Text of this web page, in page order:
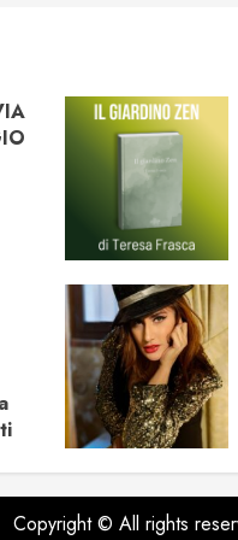
Copyright © All rights